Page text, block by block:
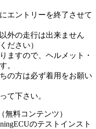
エントリーを終了させて
外の走行は出来ません
ださい）
ますので、ヘルメット・
。
の方は必ず着用をお願い
て下さい。
無料コンテンツ）
のテストインスト